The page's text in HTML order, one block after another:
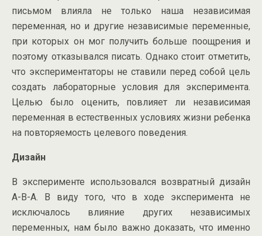
письмом влияла не только наша независимая
переменная, но и другие независимые переменные,
при которых он мог получить больше поощрения и
поэтому отказывался писать. Однако стоит отметить,
что экспериментаторы не ставили перед собой цель
создать лабораторные условия для эксперимента.
Целью было оценить, повлияет ли независимая
переменная в естественных условиях жизни ребенка
на повторяемость целевого поведения.
Дизайн
В эксперименте использовался возвратный дизайн
А-В-А. В виду того, что в ходе эксперимента не
исключалось влияние других независимых
переменных, нам было важно доказать, что именно